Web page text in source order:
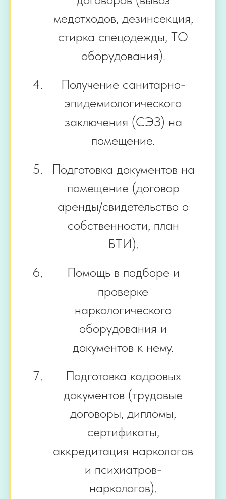
медотходов, дезинсекция,
стирка спецодежды, ТО
оборудования).
Получение санитарно-
эпидемиологического
заключения (СЭЗ) на
помещение.
Подготовка документов на
помещение (договор
аренды/свидетельство о
собственности, план
БТИ).
Помощь в подборе и
проверке
наркологического
оборудования и
документов к нему.
Подготовка кадровых
документов (трудовые
договоры, дипломы,
сертификаты,
аккредитация наркологов
и психиатров-
наркологов).